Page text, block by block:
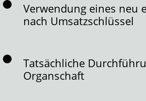
Verwendung eines neu
nach Umsatzschlüssel
Tatsächliche
Organschaft